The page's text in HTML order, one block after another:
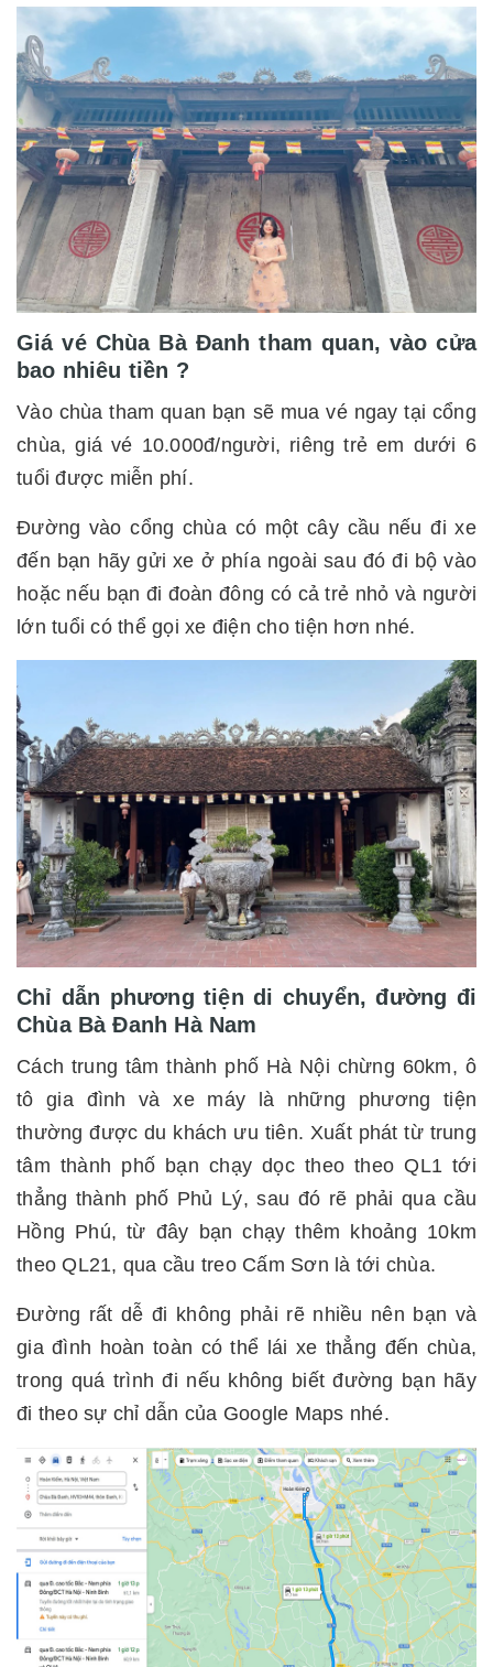
Giá vé Chùa Bà Đanh tham quan, vào cửa
bao nhiêu tiền ?
Vào chùa tham quan bạn sẽ mua vé ngay tại cổng
chùa, giá vé 10.000đ/người, riêng trẻ em dưới 6
tuổi được miễn phí.
Đường vào cổng chùa có một cây cầu nếu đi xe
đến bạn hãy gửi xe ở phía ngoài sau đó đi bộ vào
hoặc nếu bạn đi đoàn đông có cả trẻ nhỏ và người
lớn tuổi có thể gọi xe điện cho tiện hơn nhé.
Chỉ dẫn phương tiện di chuyển, đường đi
Chùa Bà Đanh Hà Nam
Cách trung tâm thành phố Hà Nội chừng 60km, ô
tô gia đình và xe máy là những phương tiện
thường được du khách ưu tiên. Xuất phát từ trung
tâm thành phố bạn chạy dọc theo theo QL1 tới
thẳng thành phố Phủ Lý, sau đó rẽ phải qua cầu
Hồng Phú, từ đây bạn chạy thêm khoảng 10km
theo QL21, qua cầu treo Cấm Sơn là tới chùa.
Đường rất dễ đi không phải rẽ nhiều nên bạn và
gia đình hoàn toàn có thể lái xe thẳng đến chùa,
trong quá trình đi nếu không biết đường bạn hãy
đi theo sự chỉ dẫn của Google Maps nhé.